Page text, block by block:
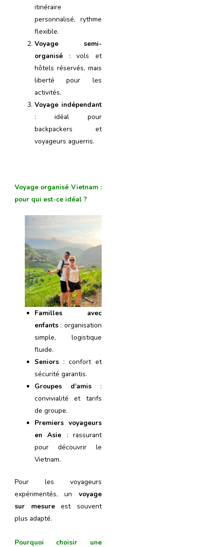
itinéraire
personnalisé, rythme
flexible.
Voyage semi-
organisé : vols et
hôtels réservés, mais
liberté pour les
activités.
Voyage indépendant
: idéal pour
backpackers et
voyageurs aguerris.
Voyage organisé Vietnam :
pour qui est-ce idéal ?
Familles avec
enfants : organisation
simple, logistique
fluide.
Seniors : confort et
sécurité garantis.
Groupes d’amis:
convivialité et tarifs
de groupe.
Premiers voyageurs
en Asie : rassurant
pour découvrir le
Vietnam.
Pour les voyageurs
expérimentés, un voyage
sur mesureest souvent
plus adapté.
Pourquoi choisir une